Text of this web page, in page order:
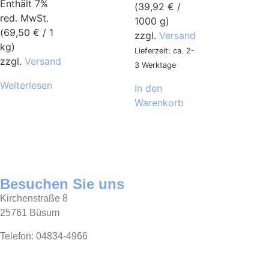
Enthält 7%
red. MwSt.
(69,50 € / 1
kg)
zzgl. Versand
Weiterlesen
(39,92 € /
1000 g)
zzgl. Versand
Lieferzeit: ca. 2-
3 Werktage
In den
Warenkorb
Besuchen Sie uns
Kirchenstraße 8
25761 Büsum
Telefon: 04834-4966